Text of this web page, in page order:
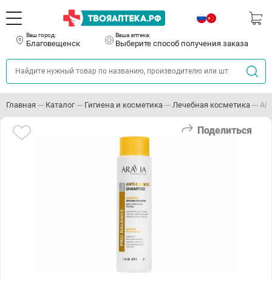
Ваш город:
Благовещенск
Ваша аптека:
Выберите способ получения заказа
Главная Каталог Гигиена и косметика Лечебная косметика
Поделиться